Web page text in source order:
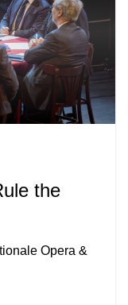
the
Opera &